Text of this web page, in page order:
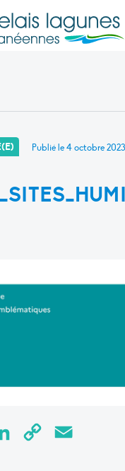
Publié le4 octobre 2023
LinkedInCopy